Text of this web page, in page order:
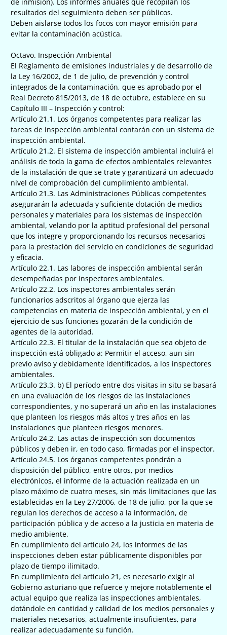
resultados del seguimiento deben ser públicos.
Deben aislarse todos los focos con mayor emisión para
evitar la contaminación acústica.
Octavo. Inspección Ambiental
El Reglamento de emisiones industriales y de desarrollo de
la Ley 16/2002, de 1 de julio, de prevención y control
integrados de la contaminación, que es aprobado por el
Real Decreto 815/2013, de 18 de octubre, establece en su
Capítulo III – Inspección y control:
Artículo 21.1. Los órganos competentes para realizar las
tareas de inspección ambiental contarán con un sistema de
inspección ambiental.
Artículo 21.2. El sistema de inspección ambiental incluirá el
análisis de toda la gama de efectos ambientales relevantes
de la instalación de que se trate y garantizará un adecuado
nivel de comprobación del cumplimiento ambiental.
Artículo 21.3. Las Administraciones Públicas competentes
asegurarán la adecuada y suficiente dotación de medios
personales y materiales para los sistemas de inspección
ambiental, velando por la aptitud profesional del personal
que los integre y proporcionando los recursos necesarios
para la prestación del servicio en condiciones de seguridad
y eficacia.
Artículo 22.1. Las labores de inspección ambiental serán
desempeñadas por inspectores ambientales.
Artículo 22.2. Los inspectores ambientales serán
funcionarios adscritos al órgano que ejerza las
competencias en materia de inspección ambiental, y en el
ejercicio de sus funciones gozarán de la condición de
agentes de la autoridad.
Artículo 22.3. El titular de la instalación que sea objeto de
inspección está obligado a: Permitir el acceso, aun sin
previo aviso y debidamente identificados, a los inspectores
ambientales.
Artículo 23.3. b) El período entre dos visitas in situ se basará
en una evaluación de los riesgos de las instalaciones
correspondientes, y no superará un año en las instalaciones
que planteen los riesgos más altos y tres años en las
instalaciones que planteen riesgos menores.
Artículo 24.2. Las actas de inspección son documentos
públicos y deben ir, en todo caso, firmadas por el inspector.
Artículo 24.5. Los órganos competentes pondrán a
disposición del público, entre otros, por medios
electrónicos, el informe de la actuación realizada en un
plazo máximo de cuatro meses, sin más limitaciones que las
establecidas en la Ley 27/2006, de 18 de julio, por la que se
regulan los derechos de acceso a la información, de
participación pública y de acceso a la justicia en materia de
medio ambiente.
En cumplimiento del artículo 24, los informes de las
inspecciones deben estar públicamente disponibles por
plazo de tiempo ilimitado.
En cumplimiento del artículo 21, es necesario exigir al
Gobierno asturiano que refuerce y mejore notablemente el
actual equipo que realiza las inspecciones ambientales,
dotándole en cantidad y calidad de los medios personales y
materiales necesarios, actualmente insuficientes, para
realizar adecuadamente su función.